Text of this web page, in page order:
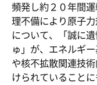
頻発し約２０年間
理不備により原子
について、「誠に
ゅ」が、エネルギ
や核不拡散関連技
けられていること